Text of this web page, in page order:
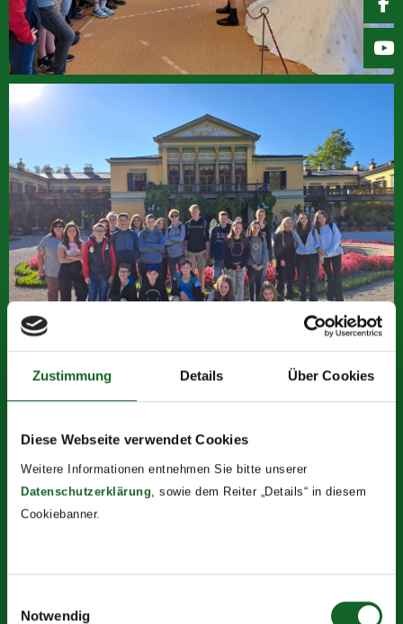
Zustimmung Details Über Cookies
Diese Webseite verwendet Cookies
Weitere Informationen entnehmen Sie bitte unserer
Datenschutzerklärung , sowie dem Reiter „Details“ in diesem
Cookiebanner.
Notwendig